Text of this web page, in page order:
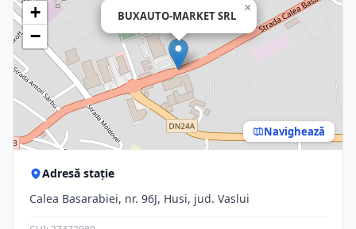
BUXAUTO-MARKET SRL
×
+
−
Navighează
Adresă stație
Calea Basarabiei, nr. 96J, Husi, jud. Vaslui